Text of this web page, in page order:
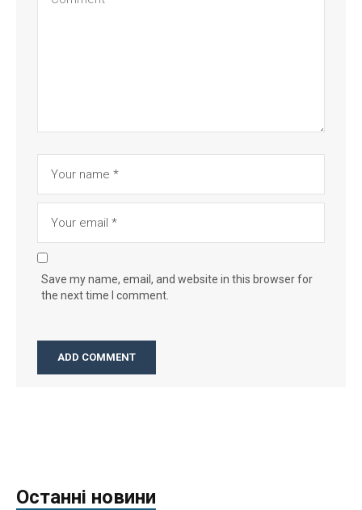
Save my name, email, and website in this browser for
the next time I comment.
Останні новини